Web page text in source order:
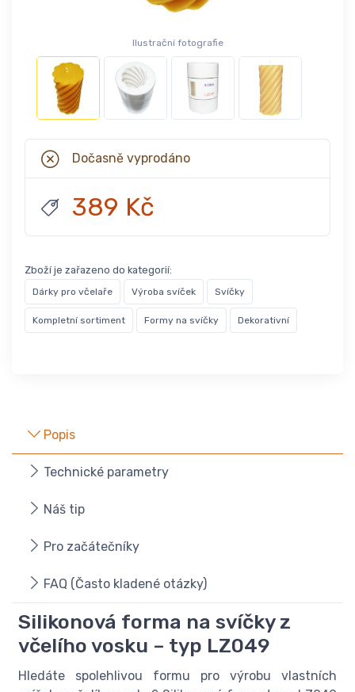
Ilustrační fotografie
Dočasně vyprodáno
389 Kč
Zboží je zařazeno do kategorií:
Dárky pro včelaře Výroba svíček Svíčky
Kompletní sortiment Formy na svíčky Dekorativní
Popis
Technické parametry
Náš tip
Pro začátečníky
FAQ (Často kladené otázky)
Silikonová forma na svíčky z
včelího vosku – typ LZ049
Hledáte spolehlivou formu pro výrobu vlastních